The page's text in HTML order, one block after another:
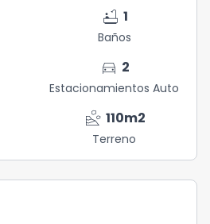
bathtub 1
Baños
directions_car 2
Estacionamientos Auto
landslide 110m2
Terreno